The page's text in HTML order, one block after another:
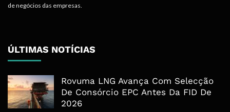
de negócios das empresas.
ÚLTIMAS NOTÍCIAS
Rovuma LNG Avança Com Selecção
De Consórcio EPC Antes Da FID De
2026